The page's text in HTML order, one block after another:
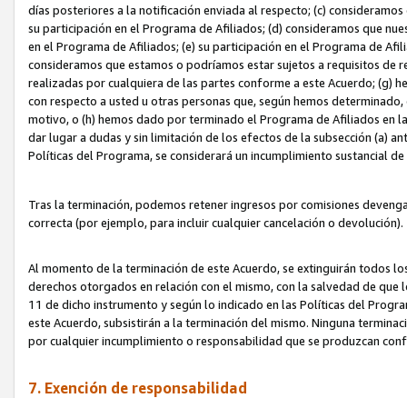
días posteriores a la notificación enviada al respecto; (c)
su participación en el Programa de Afiliados; (d) consideramos que
en el Programa de Afiliados; (e) su participación en el Programa de
consideramos que estamos o podríamos estar sujetos a requisitos de
realizadas por cualquiera de las partes conforme a este Acuerdo; (g)
con respecto a usted u otras personas que, según hemos
motivo, o (h) hemos dado por terminado el Programa de Afiliados en
dar lugar a dudas y sin limitación de los efectos de la subsección (a)
Políticas del Programa, se considerará un incumplimiento sustancial
Tras la terminación, podemos retener ingresos por comisiones
correcta (por ejemplo, para incluir cualquier cancelación o devolución).
Al momento de la terminación de este Acuerdo, se extinguirán todos
derechos otorgados en relación con el mismo, con la salvedad de
11 de dicho instrumento y según lo indicado en las Políticas del
este Acuerdo, subsistirán a la terminación del mismo. Ninguna
por cualquier incumplimiento o responsabilidad que se produzcan
7. Exención de responsabilidad